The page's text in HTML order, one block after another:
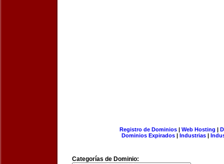
Registro de Dominios| Web Hosting |
Dominios Expirados | Industrias |
Categorías de Dominio: